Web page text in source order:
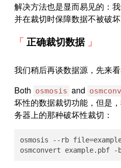
解决方法也是显而易见的：
并在裁切时保障数据不被破坏
正确裁切数据
我们稍后再谈数据源，先来看
Both osmosis and
坏性的数据裁切功能，但是
务器上的那种破坏性裁切：
osmosis --rb
osmconvert example.pbf -